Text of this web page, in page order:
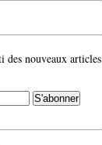
des nouveaux articles